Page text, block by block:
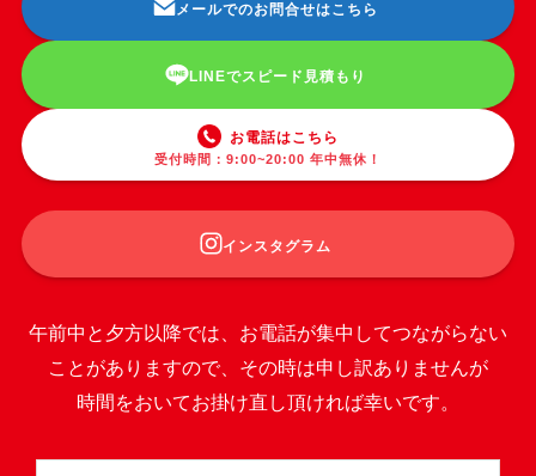
メールでのお問合せはこちら
LINEでスピード見積もり
お電話はこちら
受付時間：9:00~20:00 年中無休！
インスタグラム
午前中と夕方以降では、お電話が集中してつながらない
ことがありますので、その時は申し訳ありませんが
時間をおいてお掛け直し頂ければ幸いです。